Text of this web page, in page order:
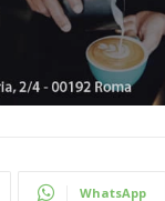
WhatsApp